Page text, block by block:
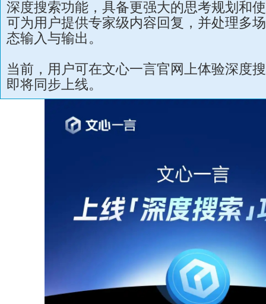
深度搜索功能，具备更强大的思考规划和
可为用户提供专家级内容回复，并处理多
态输入与输出。
当前，用户可在文心一言官网上体验深度
即将同步上线。